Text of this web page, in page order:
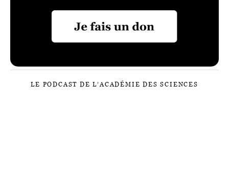
LE PODCAST DE L’ACADÉMIE DES SCIENCES